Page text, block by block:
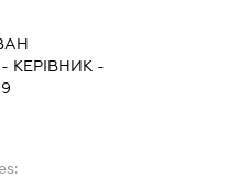
- КЕРІВНИК -